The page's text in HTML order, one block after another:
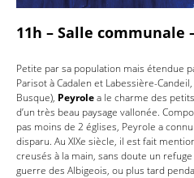
11h – Salle communale
Petite par sa population mais étendue
Parisot à Cadalen et Labessière-
Busque), Peyrolea le charme des
d’un très beau paysage vallonée.
pas moins de 2 églises, Peyrole a
disparu. Au XIXe siècle, il est fait
creusés à la main, sans doute un
guerre des Albigeois, ou plus tard